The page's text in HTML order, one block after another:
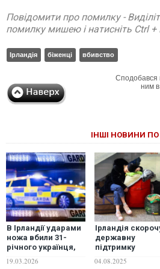
Повідомити про помилку -
помилку мишею і натисніть Ctrl +
Ірландія біженці вбивство
Сподобався
ним
ІНШІ НОВИНИ ПО
В Ірландії ударами
ножа вбили 31-
річного українця,
коли він пішов за
продуктами для
19.03.2026
Ірландія
державну
підтримку
українських
біженців
04.08.2025